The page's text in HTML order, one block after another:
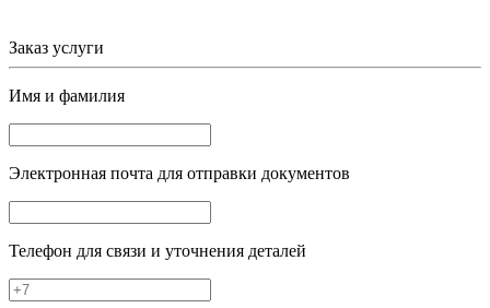
Заказ услуги
Имя и фамилия
Электронная почта для отправки документов
Телефон для связи и уточнения деталей